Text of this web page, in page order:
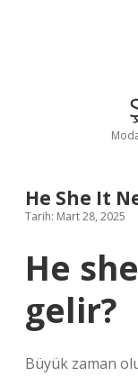
He She It
Tarih: Mart 28, 2025
He
gelir?
Büyük zaman